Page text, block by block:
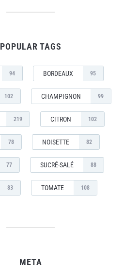
POPULAR TAGS
94 BORDEAUX 95
102 CHAMPIGNON 99
219 CITRON 102
78 NOISETTE 82
77 SUCRÉ-SALÉ 88
83 TOMATE 108
META